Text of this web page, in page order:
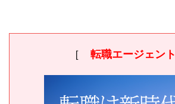
［ 転職エージェント